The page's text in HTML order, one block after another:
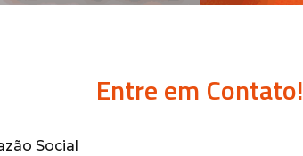
Entre em Contato!
Social